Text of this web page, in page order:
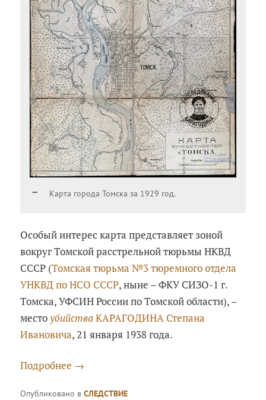
Карта города Томска за 1929 год.
Особый интерес карта представляет зоной
вокруг Томской расстрельной тюрьмы НКВД
СССР (Томская тюрьма №3 тюремного отдела
УНКВД по НСО СССР, ныне – ФКУ СИЗО-1 г.
Томска, УФСИН России по Томской области), –
местоубийстваКАРАГОДИНА Степана
Ивановича, 21 января 1938 года.
Подробнее →
Опубликовано в СЛЕДСТВИЕ